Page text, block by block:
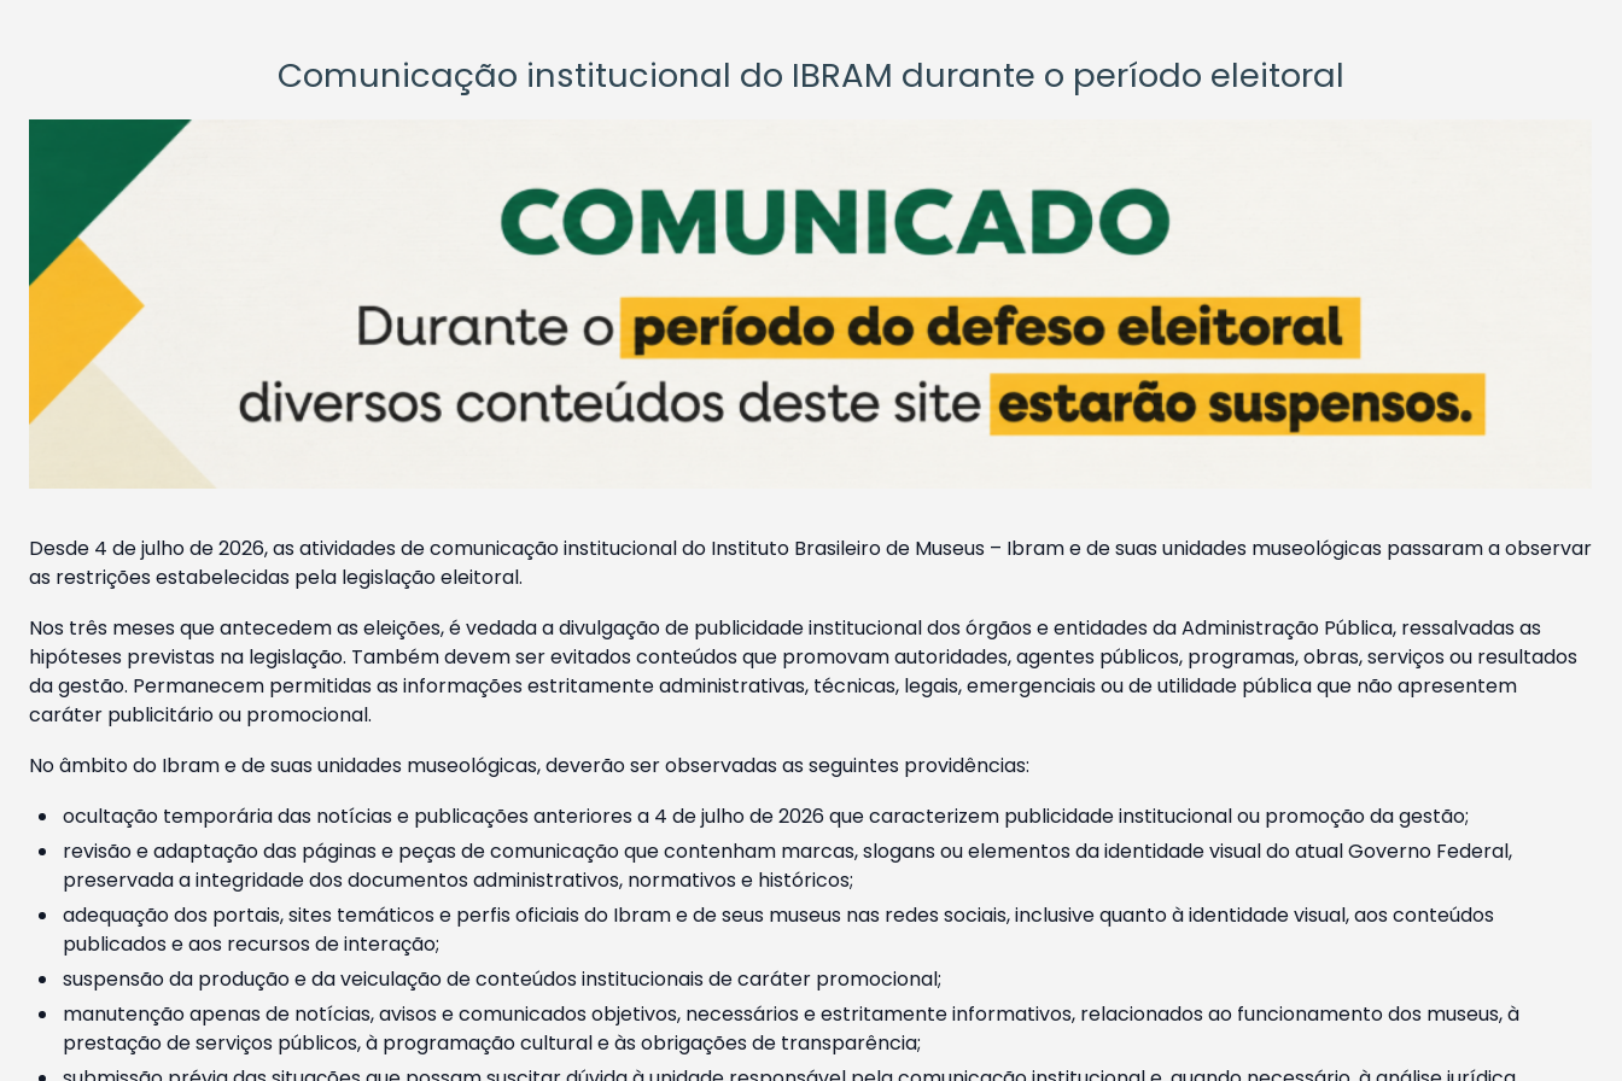
Comunicação institucional do IBRAM durante o período eleitoral
Desde 4 de julho de 2026, as atividades de comunicação institucional do Instituto Brasileiro de Museus – Ibram e de suas unidades museológicas passaram a observar
as restrições estabelecidas pela legislação eleitoral.
Nos três meses que antecedem as eleições, é vedada a divulgação de publicidade institucional dos órgãos e entidades da Administração Pública, ressalvadas as
hipóteses previstas na legislação. Também devem ser evitados conteúdos que promovam autoridades, agentes públicos, programas, obras, serviços ou resultados
da gestão. Permanecem permitidas as informações estritamente administrativas, técnicas, legais, emergenciais ou de utilidade pública que não apresentem
caráter publicitário ou promocional.
No âmbito do Ibram e de suas unidades museológicas, deverão ser observadas as seguintes providências:
ocultação temporária das notícias e publicações anteriores a 4 de julho de 2026 que caracterizem publicidade institucional ou promoção da gestão;
revisão e adaptação das páginas e peças de comunicação que contenham marcas, slogans ou elementos da identidade visual do atual Governo Federal,
preservada a integridade dos documentos administrativos, normativos e históricos;
adequação dos portais, sites temáticos e perfis oficiais do Ibram e de seus museus nas redes sociais, inclusive quanto à identidade visual, aos conteúdos
publicados e aos recursos de interação;
suspensão da produção e da veiculação de conteúdos institucionais de caráter promocional;
manutenção apenas de notícias, avisos e comunicados objetivos, necessários e estritamente informativos, relacionados ao funcionamento dos museus, à
prestação de serviços públicos, à programação cultural e às obrigações de transparência;